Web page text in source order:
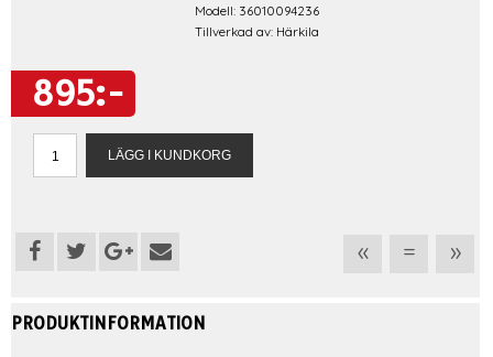
Modell: 36010094236
Tillverkad av: Härkila
895:-
« = »
PRODUKTINFORMATION